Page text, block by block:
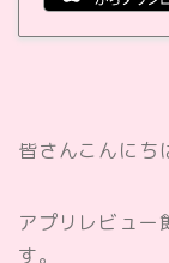
皆さんこんにち
アプリレビュー
す。